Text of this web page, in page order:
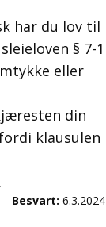
har du lov til
§ 7-1
eller
din
klausulen
Besvart: 6.3.2024